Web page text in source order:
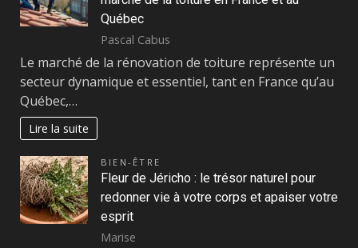
Québec
Pascal Cabus
Le marché de la rénovation de toiture représente un
secteur dynamique et essentiel, tant en France qu’au
Québec,…
Lire la suite
BIEN-ÊTRE
Fleur de Jéricho : le trésor naturel pour
redonner vie à votre corps et apaiser votre
esprit
Marise